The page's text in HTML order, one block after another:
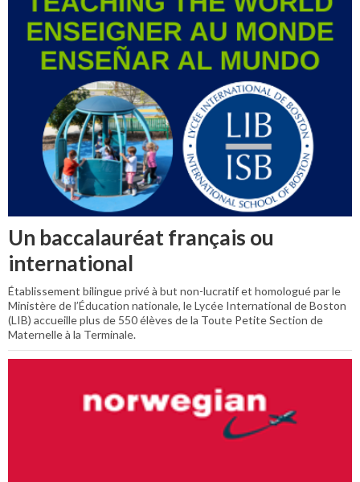
Un baccalauréat français ou
international
Établissement bilingue privé à but non-lucratif et homologué par le
Ministère de l’Éducation nationale, le Lycée International de Boston
(LIB) accueille plus de 550 élèves de la Toute Petite Section de
Maternelle à la Terminale.